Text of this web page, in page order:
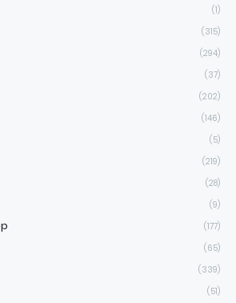
(1)
(315)
(294)
(37)
(202)
(146)
(5)
(219)
(28)
(9)
(177)
(65)
(339)
(51)